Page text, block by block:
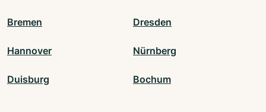
Bremen Dresden
Hannover Nürnberg
Duisburg Bochum